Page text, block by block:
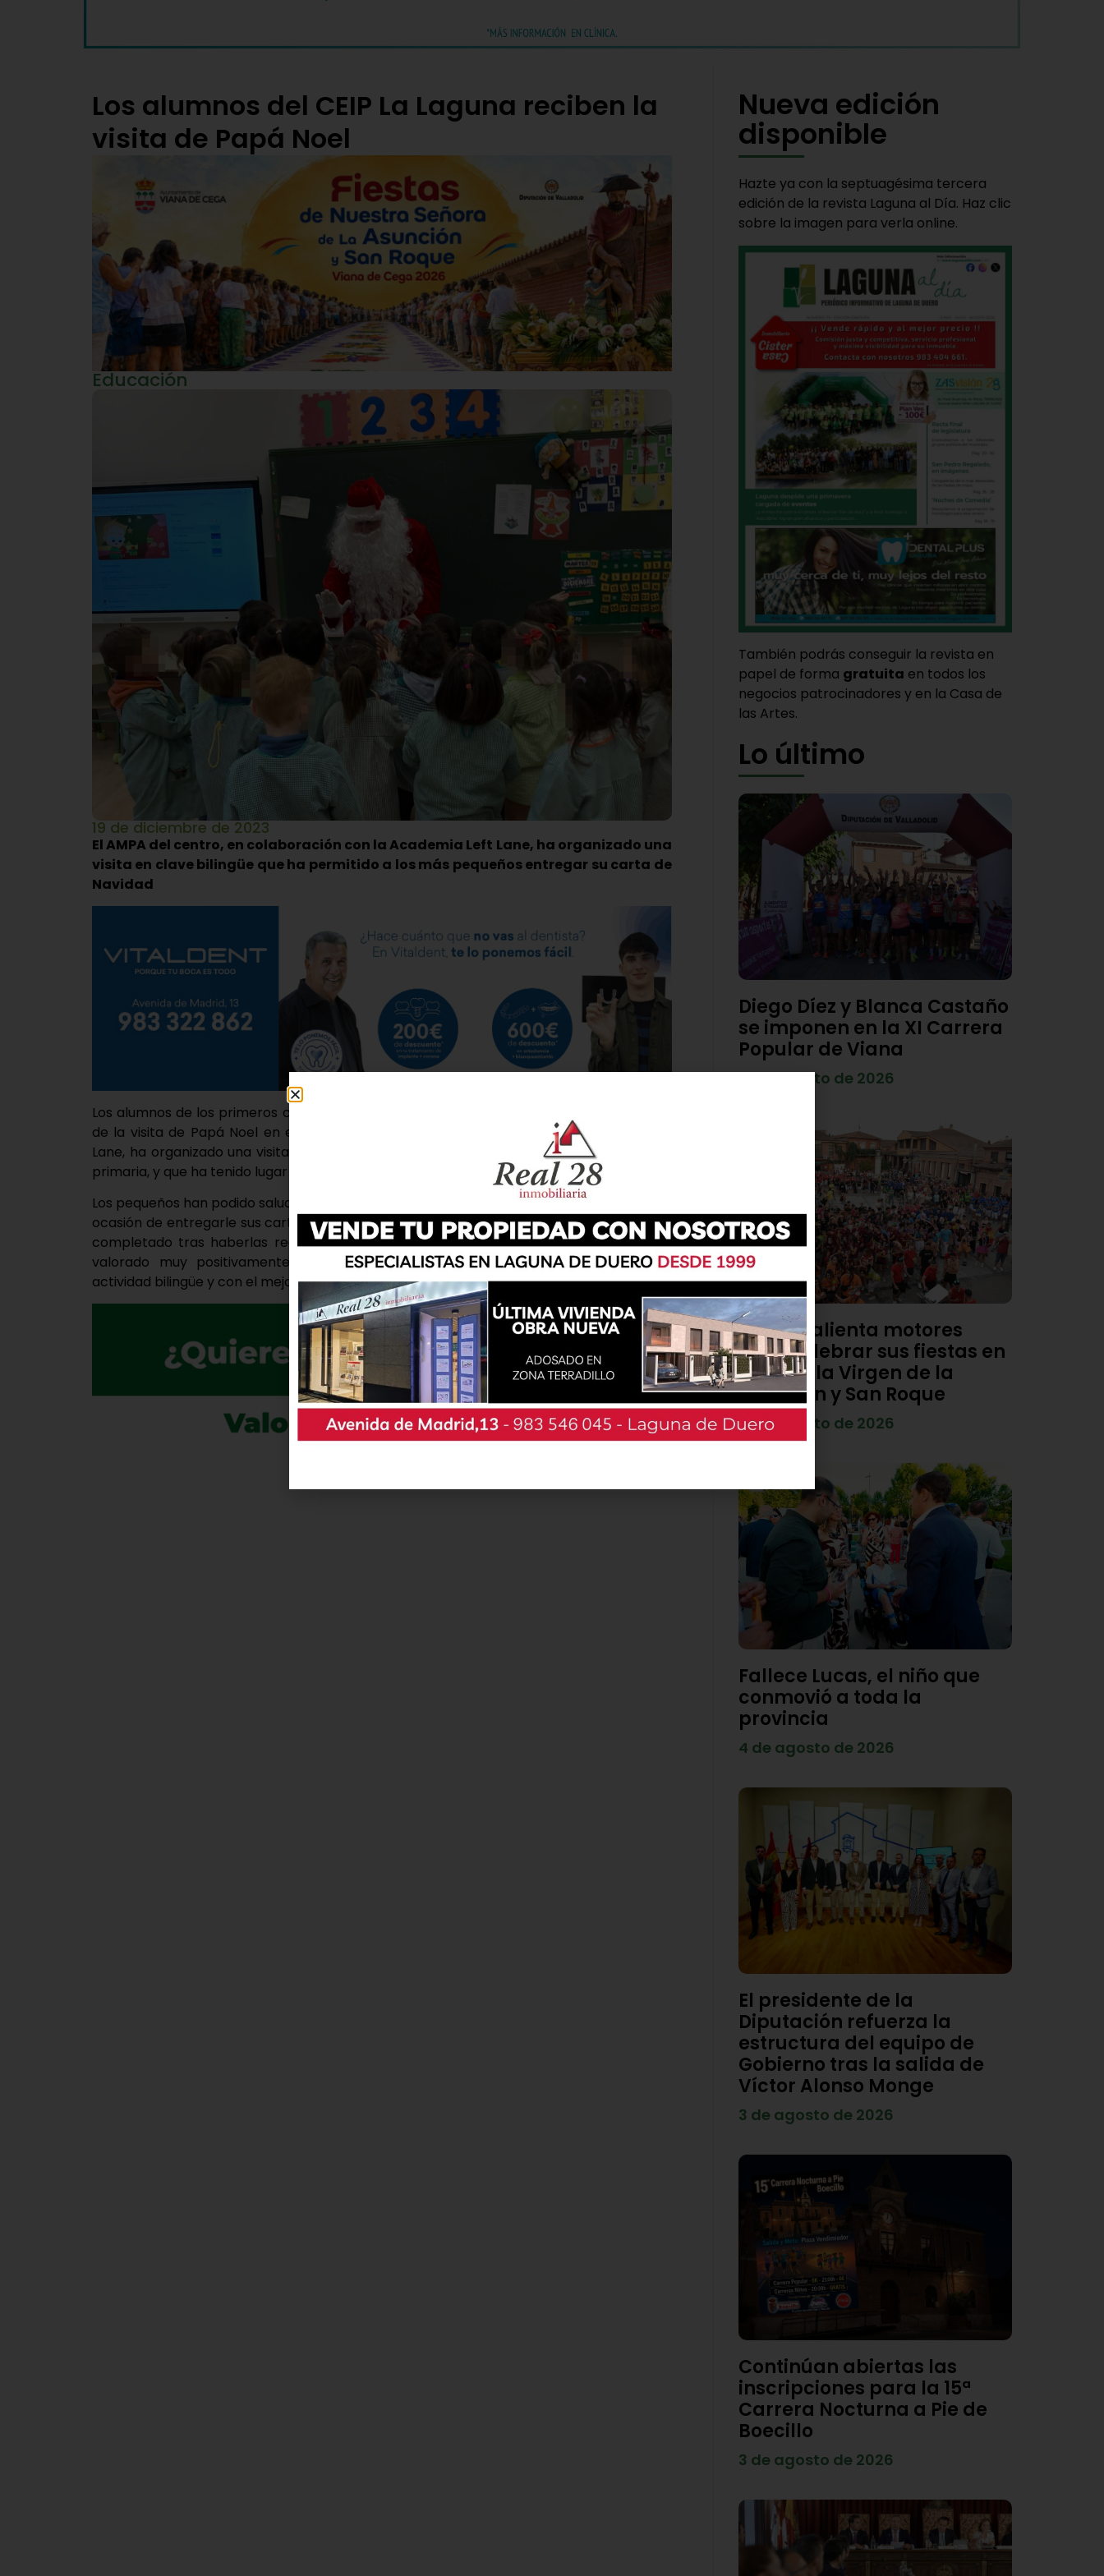
Los alumnos del CEIP La Laguna reciben la
visita de Papá Noel
Educación
19 de diciembre de 2023
El AMPA del centro, en colaboración con la Academia Left Lane, ha organizado una
visita en clave bilingüe que ha permitido a los más pequeños entregar su carta de
Navidad
Los alumnos de los primeros cursos del CEIP La Laguna han podido disfrutar este martes
de la visita de Papá Noel en el centro. El AMPA, en colaboración con la Academia Left
Lane, ha organizado una visita que se ha desarrollado en las aulas de hasta segundo de
primaria, y que ha tenido lugar en inglés.
Los pequeños han podido saludar a Papá Noel, han cantado villancicos con él y han tenido
ocasión de entregarle sus cartas de Navidad, las cuáles han sido escritas en inglés, y han
completado tras haberlas recibido en clase la semana anterior. Desde el centro han
valorado muy positivamente esta experiencia, que ha permitido disfrutar de una
actividad bilingüe y con el mejor ambiente navideño.
Nueva edición
disponible
Hazte ya con la septuagésima tercera
edición de la revista Laguna al Día. Haz clic
sobre la imagen para verla online.
También podrás conseguir la revista en
papel de forma gratuita en todos los
negocios patrocinadores y en la Casa de
las Artes.
Lo último
Diego Díez y Blanca Castaño
se imponen en la XI Carrera
Popular de Viana
4 de agosto de 2026
Viana calienta motores
para celebrar sus fiestas en
honor a la Virgen de la
Asunción y San Roque
4 de agosto de 2026
Fallece Lucas, el niño que
conmovió a toda la
provincia
4 de agosto de 2026
El presidente de la
Diputación refuerza la
estructura del equipo de
Gobierno tras la salida de
Víctor Alonso Monge
3 de agosto de 2026
Continúan abiertas las
inscripciones para la 15ª
Carrera Nocturna a Pie de
Boecillo
3 de agosto de 2026